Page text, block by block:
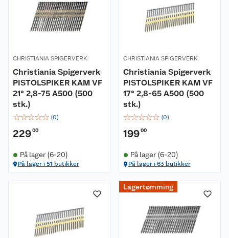
CHRISTIANIA SPIGERVERK
Christiania Spigerverk
PISTOLSPIKER KAM VF
21° 2,8-75 A500 (500
stk.)
☆☆☆☆☆ (0)
22900
På lager (6-20)
På lager i 51 butikker
CHRISTIANIA SPIGERVERK
Christiania Spigerverk
PISTOLSPIKER KAM VF
17° 2,8-65 A500 (500
stk.)
☆☆☆☆☆ (0)
19900
På lager (6-20)
På lager i 63 butikker
Lagertømming